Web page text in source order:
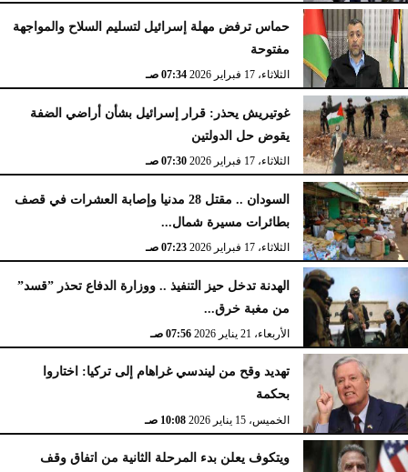
حماس ترفض مهلة إسرائيل لتسليم السلاح والمواجهة
مفتوحة
الثلاثاء، 17 فبراير 2026 07:34 صـ
غوتيريش يحذر: قرار إسرائيل بشأن أراضي الضفة
يقوض حل الدولتين
الثلاثاء، 17 فبراير 2026 07:30 صـ
السودان .. مقتل 28 مدنيا وإصابة العشرات في قصف
بطائرات مسيرة شمال...
الثلاثاء، 17 فبراير 2026 07:23 صـ
الهدنة تدخل حيز التنفيذ .. ووزارة الدفاع تحذر ”قسد”
من مغبة خرق...
الأربعاء، 21 يناير 2026 07:56 صـ
تهديد وقح من ليندسي غراهام إلى تركيا: اختاروا
بحكمة
الخميس، 15 يناير 2026 10:08 صـ
ويتكوف يعلن بدء المرحلة الثانية من اتفاق وقف